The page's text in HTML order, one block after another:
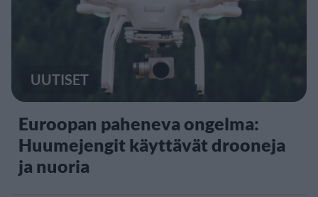
UUTISET
Euroopan paheneva ongelma:
Huumejengit käyttävät drooneja
ja nuoria